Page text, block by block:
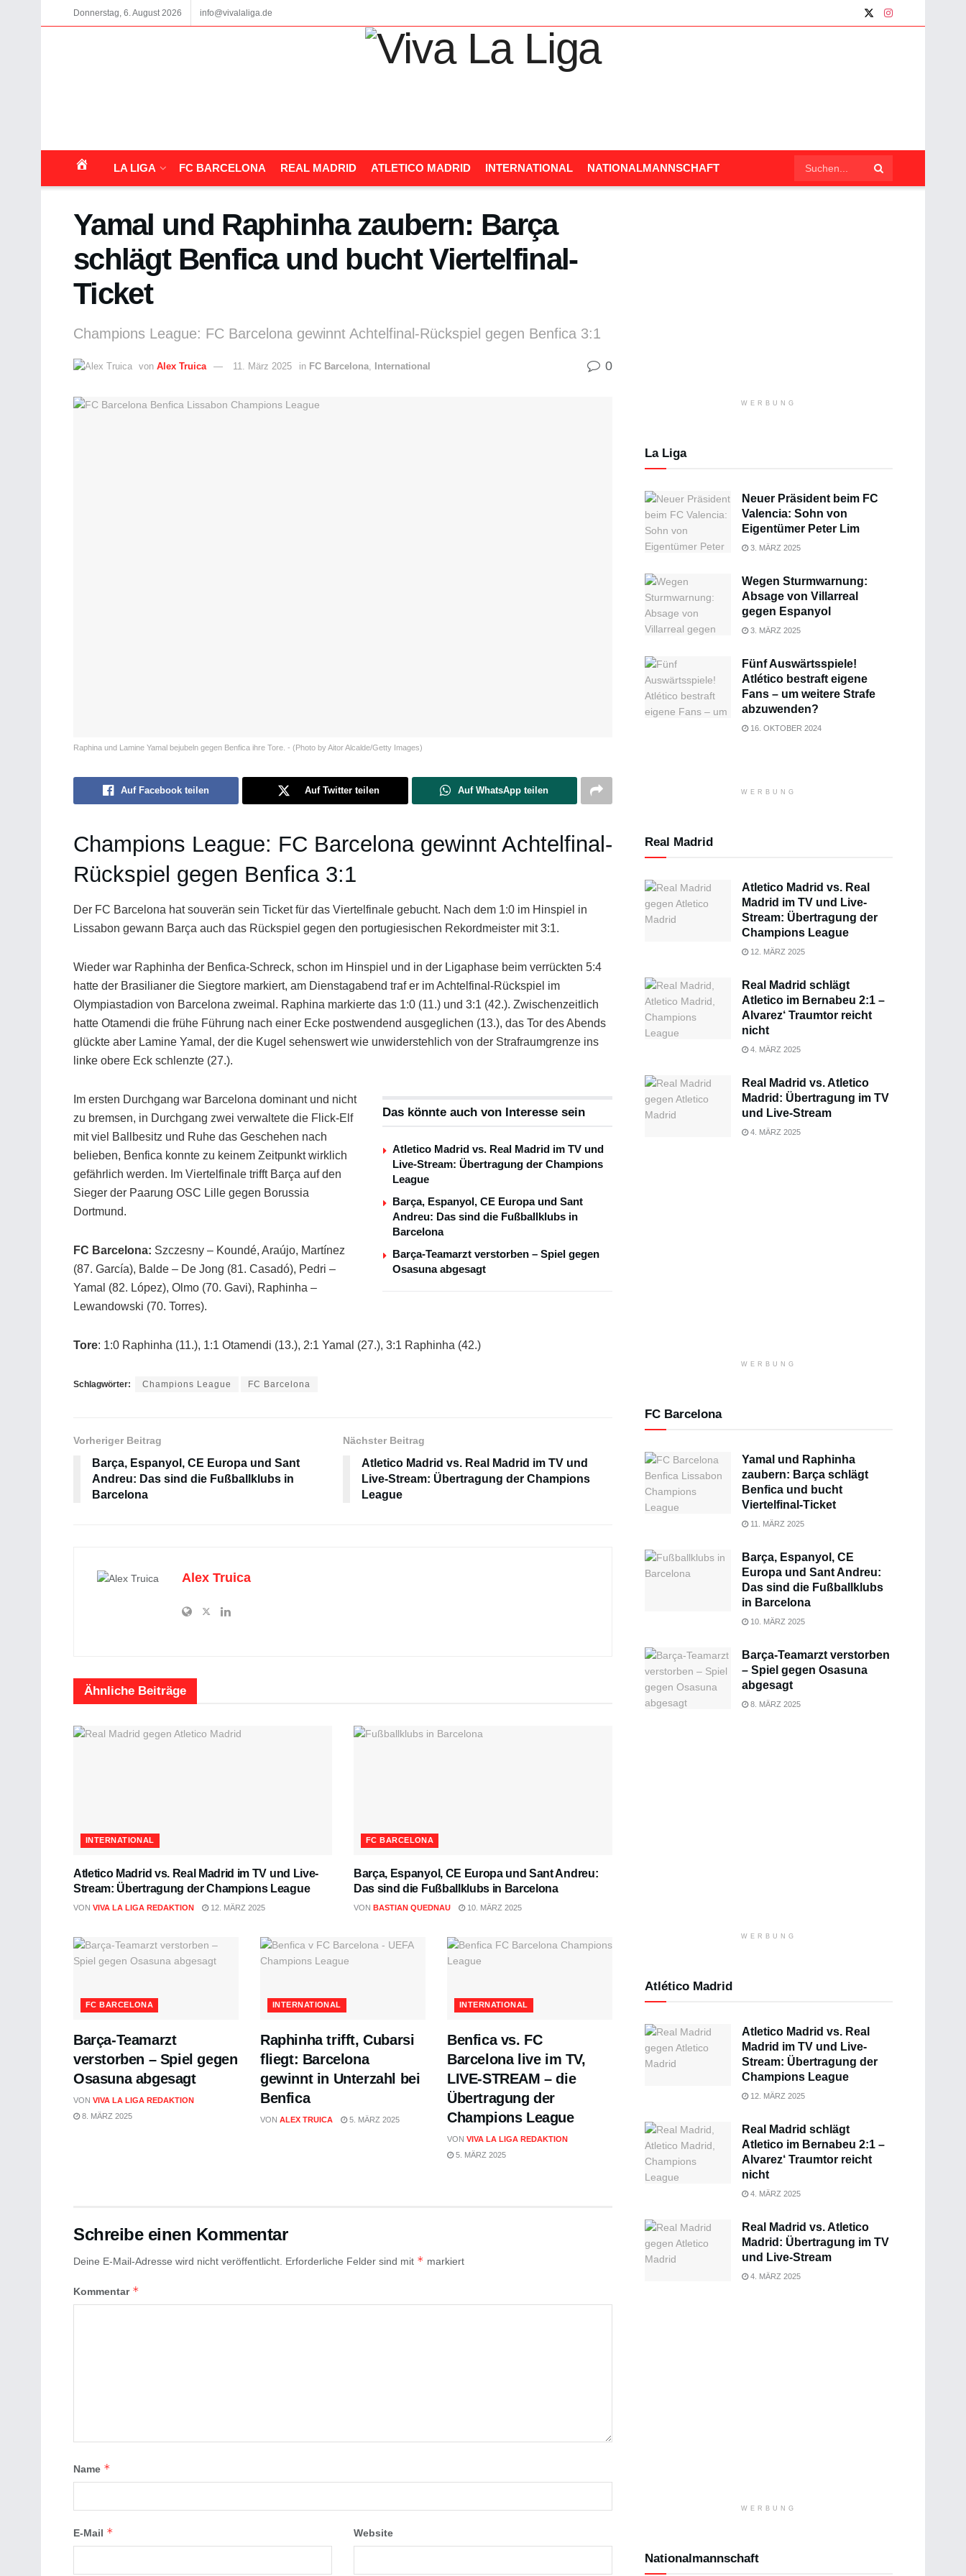
Donnerstag, 6. August 2026 info@vivalaliga.de
LA LIGA FC BARCELONA REAL MADRID ATLETICO MADRID INTERNATIONAL NATIONALMANNSCHAFT
Yamal und Raphinha zaubern: Barça
schlägt Benfica und bucht Viertelfinal-
Ticket
Champions League: FC Barcelona gewinnt Achtelfinal-Rückspiel gegen Benfica 3:1
von Alex Truica 11. März 2025 in FC Barcelona International 0
Raphina und Lamine Yamal bejubeln gegen Benfica ihre Tore. - (Photo by Aitor Alcalde/Getty Images)
Auf Facebook teilen Auf Twitter teilen Auf WhatsApp teilen
Champions League: FC Barcelona gewinnt Achtelfinal-
Rückspiel gegen Benfica 3:1
Der FC Barcelona hat souverän sein Ticket für das Viertelfinale gebucht. Nach dem 1:0 im Hinspiel in
Lissabon gewann Barça auch das Rückspiel gegen den portugiesischen Rekordmeister mit 3:1.
Wieder war Raphinha der Benfica-Schreck, schon im Hinspiel und in der Ligaphase beim verrückten 5:4
hatte der Brasilianer die Siegtore markiert, am Dienstagabend traf er im Achtelfinal-Rückspiel im
Olympiastadion von Barcelona zweimal. Raphina markierte das 1:0 (11.) und 3:1 (42.). Zwischenzeitlich
hatte Otamendi die frühe Führung nach einer Ecke postwendend ausgeglichen (13.), das Tor des Abends
glückte aber Lamine Yamal, der die Kugel sehenswert wie unwiderstehlich von der Strafraumgrenze ins
linke obere Eck schlenzte (27.).
Das könnte auch von Interesse sein
Atletico Madrid vs. Real Madrid im TV und
Live-Stream: Übertragung der Champions
League
Barça, Espanyol, CE Europa und Sant
Andreu: Das sind die Fußballklubs in
Barcelona
Barça-Teamarzt verstorben – Spiel gegen
Osasuna abgesagt
Im ersten Durchgang war Barcelona dominant und nicht
zu bremsen, in Durchgang zwei verwaltete die Flick-Elf
mit viel Ballbesitz und Ruhe das Geschehen nach
belieben, Benfica konnte zu keinem Zeitpunkt wirklich
gefährlich werden. Im Viertelfinale trifft Barça auf den
Sieger der Paarung OSC Lille gegen Borussia
Dortmund.
FC Barcelona: Szczesny – Koundé, Araújo, Martínez
(87. García), Balde – De Jong (81. Casadó), Pedri –
Yamal (82. López), Olmo (70. Gavi), Raphinha –
Lewandowski (70. Torres).
Tore: 1:0 Raphinha (11.), 1:1 Otamendi (13.), 2:1 Yamal (27.), 3:1 Raphinha (42.)
Schlagwörter: Champions League FC Barcelona
Vorheriger Beitrag
Barça, Espanyol, CE Europa und Sant
Andreu: Das sind die Fußballklubs in
Barcelona
Nächster Beitrag
Atletico Madrid vs. Real Madrid im TV und
Live-Stream: Übertragung der Champions
League
Alex Truica
Ähnliche Beiträge
INTERNATIONAL
Atletico Madrid vs. Real Madrid im TV und Live-
Stream: Übertragung der Champions League
VON VIVA LA LIGA REDAKTION 12. MÄRZ 2025
FC BARCELONA
Barça, Espanyol, CE Europa und Sant Andreu:
Das sind die Fußballklubs in Barcelona
VON BASTIAN QUEDNAU 10. MÄRZ 2025
FC BARCELONA
Barça-Teamarzt
verstorben – Spiel gegen
Osasuna abgesagt
VON VIVA LA LIGA REDAKTION
8. MÄRZ 2025
INTERNATIONAL
Raphinha trifft, Cubarsi
fliegt: Barcelona
gewinnt in Unterzahl bei
Benfica
VON ALEX TRUICA 5. MÄRZ 2025
INTERNATIONAL
Benfica vs. FC
Barcelona live im TV,
LIVE-STREAM – die
Übertragung der
Champions League
VON VIVA LA LIGA REDAKTION
5. MÄRZ 2025
Schreibe einen Kommentar
Deine E-Mail-Adresse wird nicht veröffentlicht. Erforderliche Felder sind mit * markiert
Kommentar *
Name *
E-Mail * Website
WERBUNG
La Liga
Neuer Präsident beim FC
Valencia: Sohn von
Eigentümer Peter Lim
3. MÄRZ 2025
Wegen Sturmwarnung:
Absage von Villarreal
gegen Espanyol
3. MÄRZ 2025
Fünf Auswärtsspiele!
Atlético bestraft eigene
Fans – um weitere Strafe
abzuwenden?
16. OKTOBER 2024
WERBUNG
Real Madrid
Atletico Madrid vs. Real
Madrid im TV und Live-
Stream: Übertragung der
Champions League
12. MÄRZ 2025
Real Madrid schlägt
Atletico im Bernabeu 2:1 –
Alvarez‘ Traumtor reicht
nicht
4. MÄRZ 2025
Real Madrid vs. Atletico
Madrid: Übertragung im TV
und Live-Stream
4. MÄRZ 2025
WERBUNG
FC Barcelona
Yamal und Raphinha
zaubern: Barça schlägt
Benfica und bucht
Viertelfinal-Ticket
11. MÄRZ 2025
Barça, Espanyol, CE
Europa und Sant Andreu:
Das sind die Fußballklubs
in Barcelona
10. MÄRZ 2025
Barça-Teamarzt verstorben
– Spiel gegen Osasuna
abgesagt
8. MÄRZ 2025
WERBUNG
Atlético Madrid
Atletico Madrid vs. Real
Madrid im TV und Live-
Stream: Übertragung der
Champions League
12. MÄRZ 2025
Real Madrid schlägt
Atletico im Bernabeu 2:1 –
Alvarez‘ Traumtor reicht
nicht
4. MÄRZ 2025
Real Madrid vs. Atletico
Madrid: Übertragung im TV
und Live-Stream
4. MÄRZ 2025
WERBUNG
Nationalmannschaft